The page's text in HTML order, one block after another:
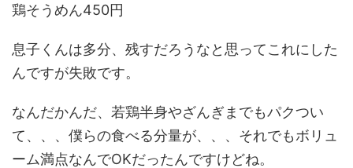
鶏そうめん450円
息子くんは多分、残すだろうなと思ってこれにした
んですが失敗です。
なんだかんだ、若鶏半身やざんぎまでもパクつい
て、、、僕らの食べる分量が、、、それでもボリュ
ーム満点なんでOKだったんですけどね。